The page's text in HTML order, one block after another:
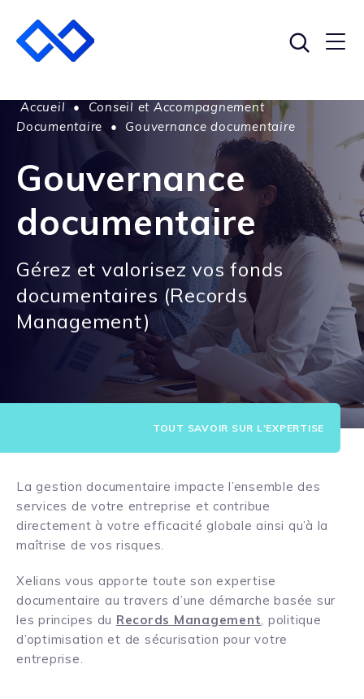
Accueil •
Conseil et Accompagnement
Documentaire
• Gouvernance documentaire
Gouvernance
documentaire
Gérez et valorisez vos fonds
documentaires (Records
Management)
TOUT SAVOIR SUR L'EXPERTISE
La gestion documentaire impacte l’ensemble des
services de votre entreprise et contribue
directement à votre efficacité globale ainsi qu’à la
maîtrise de vos risques.
Xelians vous apporte toute son expertise
documentaire au travers d’une démarche basée sur
les principes du Records Management , politique
d’optimisation et de sécurisation pour votre
entreprise.